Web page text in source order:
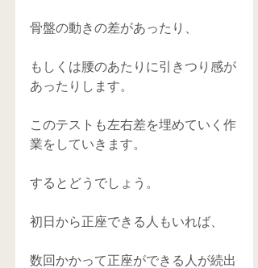
骨盤の動きの差があったり、
もしくは腰のあたりに引きつり感が
あったりします。
このテストも左右差を埋めていく作
業をしていきます。
するとどうでしょう。
初日から正座できる人もいれば、
数回かかって正座ができる人が続出